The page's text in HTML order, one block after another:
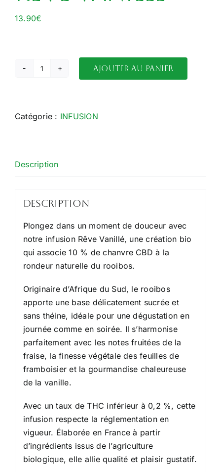
13.90€
quantité
Vanillé
Ajouter au panier
Catégorie : INFUSION
Description
Description
Plongez dans un moment de douceur avec
notre infusion Rêve Vanillé, une création bio
qui associe 10 % de chanvre CBD à la
rondeur naturelle du rooibos.
Originaire d’Afrique du Sud, le rooibos
apporte une base délicatement sucrée et
sans théine, idéale pour une dégustation en
journée comme en soirée. Il s’harmonise
parfaitement avec les notes fruitées de la
fraise, la finesse végétale des feuilles de
framboisier et la gourmandise chaleureuse
de la vanille.
Avec un taux de THC inférieur à 0,2 %, cette
infusion respecte la réglementation en
vigueur. Élaborée en France à partir
d’ingrédients issus de l’agriculture
biologique, elle allie qualité et plaisir gustatif.